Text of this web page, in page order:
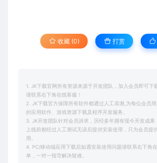
收藏 (0) 打赏
1. JK下载官网所有资源来源于开发团队，加入会员即可下
请联系右下角在线客服！
2. JK下载官方保障所有软件都通过人工亲测,为每位会员
的应用软件、游戏资源下载及程序开发服务。
3. JK开发团队针对会员诉求，历经多年拥有现今开发成果
上线前都经过人工测试无误后提供安装使用，只为会员提
用。
4. PC/移动端应用下载后如遇安装使用问题请联系右下角
单，一对一指导解决疑难。